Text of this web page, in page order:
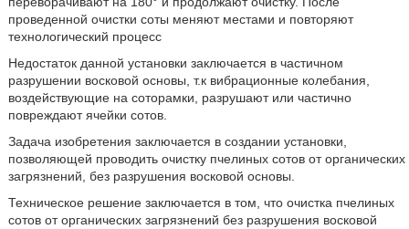
проведенной очистки соты меняют местами и повторяют
технологический процесс
Недостаток данной установки заключается в частичном
разрушении восковой основы, т.к вибрационные колебания,
воздействующие на соторамки, разрушают или частично
повреждают ячейки сотов.
Задача изобретения заключается в создании установки,
позволяющей проводить очистку пчелиных сотов от органических
загрязнений, без разрушения восковой основы.
Техническое решение заключается в том, что очистка пчелиных
сотов от органических загрязнений без разрушения восковой